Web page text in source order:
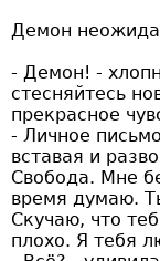
Демон
- Демон! -
стесняйтесь
прекрасное
- Личное
вставая и
Свобода. Мне
время думаю.
Скучаю, что
плохо. Я тебя